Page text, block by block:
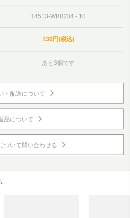
14513-WBB234 - 10
130円(税込)
あと3個です
・配送について
品について
ついて問い合わせる